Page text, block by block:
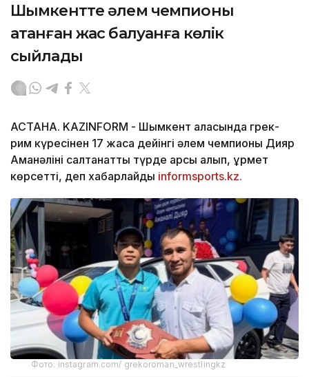
Шымкентте әлем чемпионы
атанған жас балуанға көлік
сыйлады
АСТАНА. KAZINFORM - Шымкент қаласында грек-
рим күресінен 17 жасқа дейінгі әлем чемпионы Дияр
Аманәліні салтанатты түрде қарсы алып, құрмет
көрсетті, деп хабарлайды informsports.kz.
Фото: instagram.com/ grekoroman_wrestlingkz